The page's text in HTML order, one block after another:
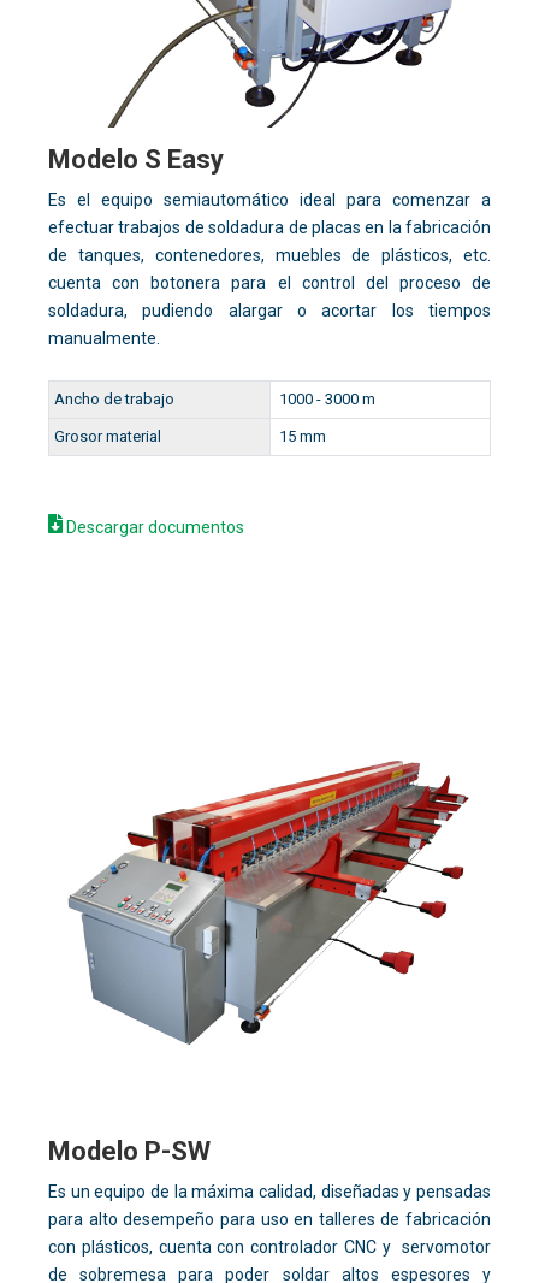
Modelo S Easy
Es el equipo semiautomático ideal para comenzar a
efectuar trabajos de soldadura de placas en la fabricación
de tanques, contenedores, muebles de plásticos, etc.
cuenta con botonera para el control del proceso de
soldadura, pudiendo alargar o acortar los tiempos
manualmente.
Ancho de trabajo 1000 - 3000 m
Grosor material 15 mm
Descargar documentos
Modelo P-SW
Es un equipo de la máxima calidad, diseñadas y pensadas
para alto desempeño para uso en talleres de fabricación
con plásticos, cuenta con controlador CNC y servomotor
de sobremesa para poder soldar altos espesores y